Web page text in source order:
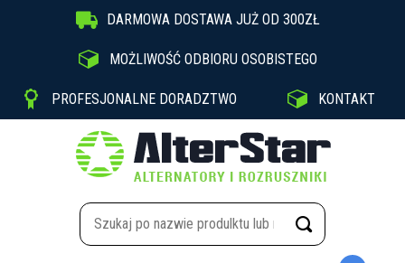
 DARMOWA DOSTAWA JUŻ OD 300ZŁ
 MOŻLIWOŚĆ ODBIORU OSOBISTEGO
 PROFESJONALNE DORADZTWO  KONTAKT